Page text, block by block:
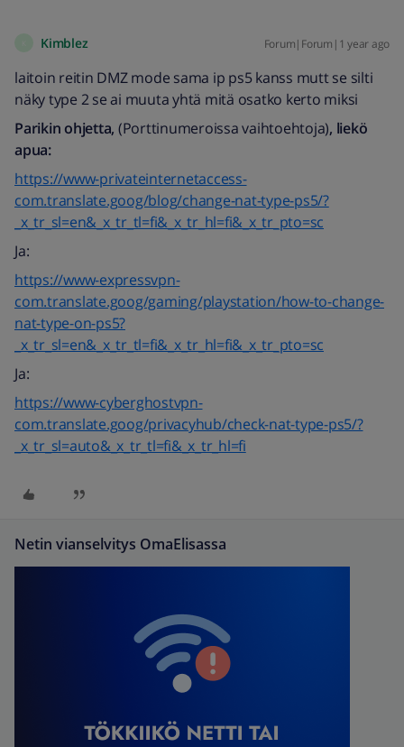
Kimblez Forum|Forum|1 year ago
laitoin reitin DMZ mode sama ip ps5 kanss mutt se silti
näky type 2 se ai muuta yhtä mitä osatko kerto miksi
Parikin ohjetta, (Porttinumeroissa vaihtoehtoja), liekö
apua:
https://www-privateinternetaccess-
com.translate.goog/blog/change-nat-type-ps5/?
_x_tr_sl=en&_x_tr_tl=fi&_x_tr_hl=fi&_x_tr_pto=sc
Ja:
https://www-expressvpn-
com.translate.goog/gaming/playstation/how-to-change-
nat-type-on-ps5?
_x_tr_sl=en&_x_tr_tl=fi&_x_tr_hl=fi&_x_tr_pto=sc
Ja:
https://www-cyberghostvpn-
com.translate.goog/privacyhub/check-nat-type-ps5/?
_x_tr_sl=auto&_x_tr_tl=fi&_x_tr_hl=fi
Netin vianselvitys OmaElisassa